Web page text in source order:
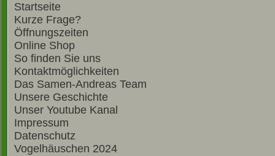
Startseite
Kurze Frage?
Öffnungszeiten
Online Shop
So finden Sie uns
Kontaktmöglichkeiten
Das Samen-Andreas Team
Unsere Geschichte
Unser Youtube Kanal
Impressum
Datenschutz
Vogelhäuschen 2024